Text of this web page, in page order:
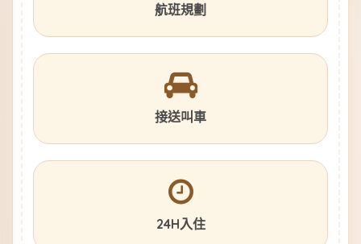
航班規劃
接送叫車
24H入住